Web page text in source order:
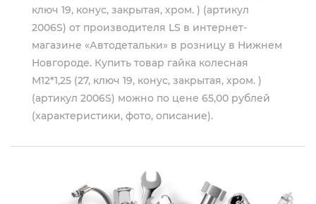
ключ 19, конус, закрытая, хром. ) (артикул
2006S) от производителя LS в интернет-
магазине «Автодетальки» в розницу в Нижнем
Новгороде. Купить товар гайка колесная
М12*1,25 (27, ключ 19, конус, закрытая, хром. )
(артикул 2006S) можно по цене 65,00 рублей
(характеристики, фото, описание).